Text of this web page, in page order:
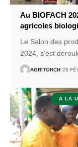
Au BIOFACH
agricoles
Le Salon des
2024, s’est
AGRITORCH 28
A LA